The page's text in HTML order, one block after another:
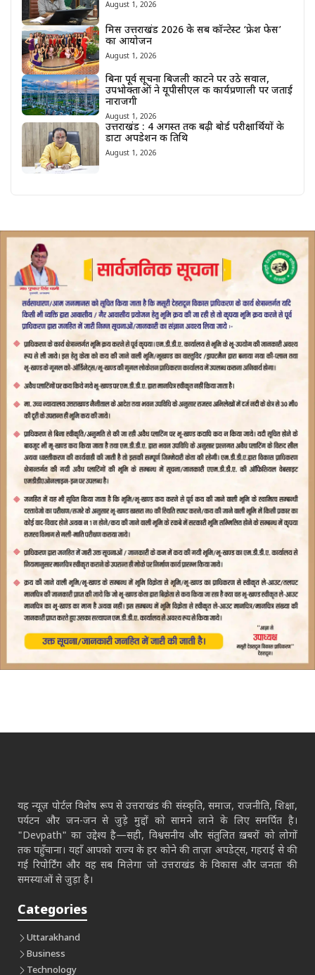
August 1, 2026
मिस उत्तराखंड 2026 के सब कॉन्टेस्ट ‘फ्रेश फेस’
का आयोजन
August 1, 2026
बिना पूर्व सूचना बिजली काटने पर उठे सवाल,
उपभोक्ताओं ने यूपीसीएल की कार्यप्रणाली पर जताई
नाराजगी
August 1, 2026
उत्तराखंड : 4 अगस्त तक बढ़ी बोर्ड परीक्षार्थियों के
डाटा अपडेशन की तिथि
August 1, 2026
यह न्यूज़ पोर्टल विशेष रूप से उत्तराखंड की संस्कृति, समाज, राजनीति, शिक्षा,
पर्यटन और जन-जन से जुड़े मुद्दों को सामने लाने के लिए समर्पित है।
"Devpath" का उद्देश्य है—सही, विश्वसनीय और संतुलित ख़बरों को लोगों
तक पहुँचाना। यहाँ आपको राज्य के हर कोने की ताज़ा अपडेट्स, गहराई से की
गई रिपोर्टिंग और वह सब मिलेगा जो उत्तराखंड के विकास और जनता की
समस्याओं से जुड़ा है।
Categories
Uttarakhand
Business
Technology